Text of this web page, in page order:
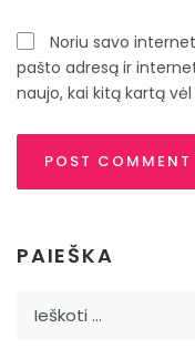
Noriu savo
pašto adresą ir
naujo, kai kitą kartą
PAIEŠKA